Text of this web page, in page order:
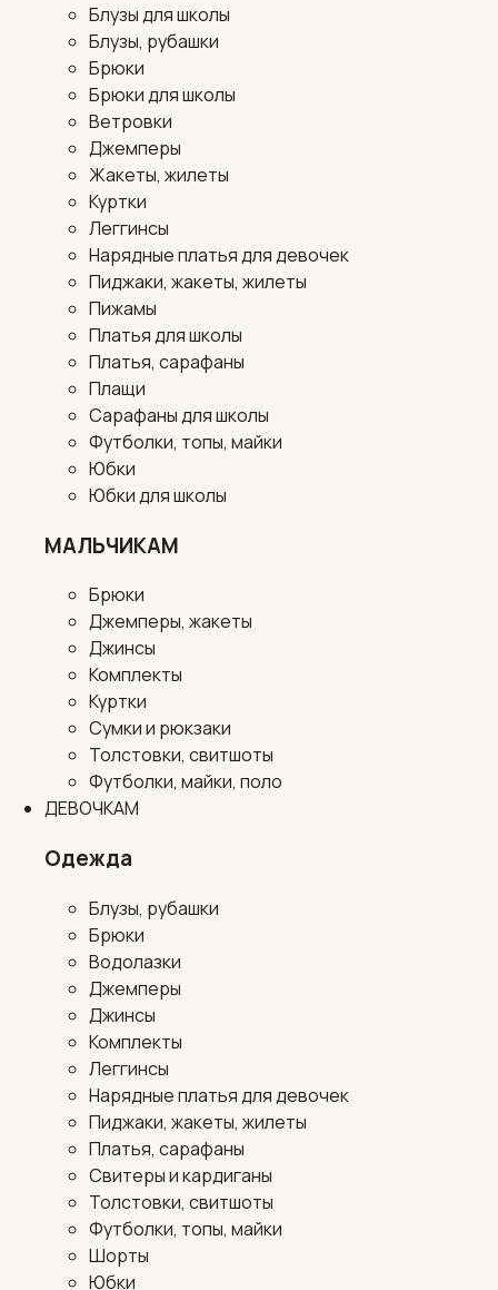
Блузы для школы
Блузы, рубашки
Брюки
Брюки для школы
Ветровки
Джемперы
Жакеты, жилеты
Куртки
Леггинсы
Нарядные платья для девочек
Пиджаки, жакеты, жилеты
Пижамы
Платья для школы
Платья, сарафаны
Плащи
Сарафаны для школы
Футболки, топы, майки
Юбки
Юбки для школы
МАЛЬЧИКАМ
Брюки
Джемперы, жакеты
Джинсы
Комплекты
Куртки
Сумки и рюкзаки
Толстовки, свитшоты
Футболки, майки, поло
ДЕВОЧКАМ
Одежда
Блузы, рубашки
Брюки
Водолазки
Джемперы
Джинсы
Комплекты
Леггинсы
Нарядные платья для девочек
Пиджаки, жакеты, жилеты
Платья, сарафаны
Свитеры и кардиганы
Толстовки, свитшоты
Футболки, топы, майки
Шорты
Юбки